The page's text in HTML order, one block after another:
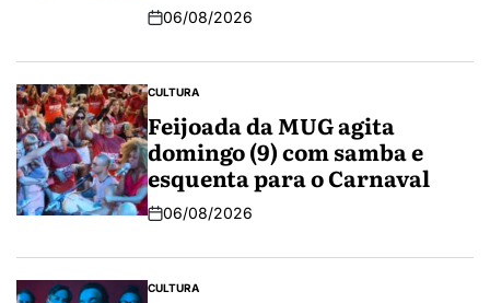
06/08/2026
CULTURA
Feijoada da MUG agita
domingo (9) com samba e
esquenta para o Carnaval
06/08/2026
CULTURA